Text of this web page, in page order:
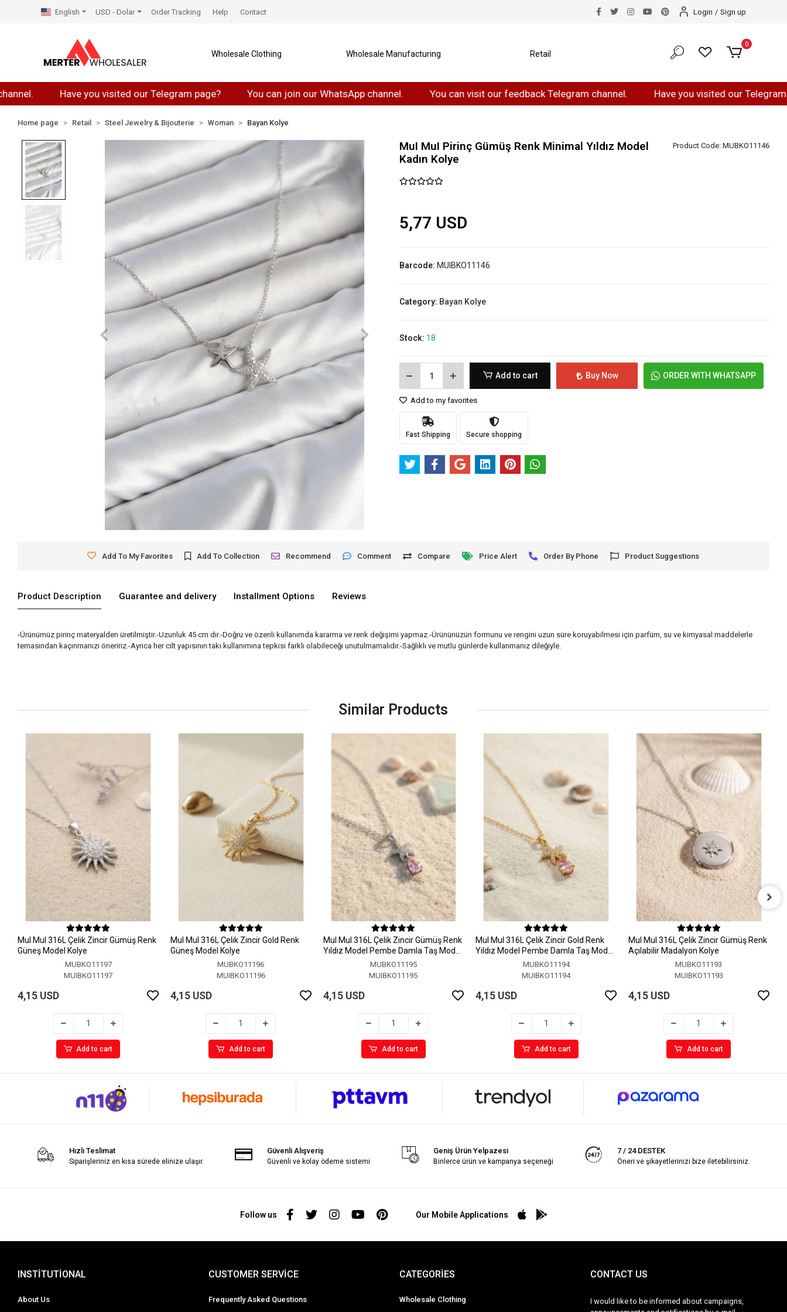
Have you visited our Telegram page? You can join our WhatsApp channel. You can visit our feedback Telegram channel. Have you visited our Telegram page?
English USD - Dolar Order Tracking Help Contact Login / Sign up
Wholesale Clothing Wholesale Manufacturing Retail
0
Home page Retail Steel Jewelry & Bijouterie Woman Bayan Kolye
MuI MuI Pirinç Gümüş Renk Minimal Yıldız Model
Kadın Kolye
Product Code: MUBKO11146
5,77 USD
Barcode: MUIBKO11146
Category: Bayan Kolye
Stock: 18
Add to cart Buy Now ORDER WITH WHATSAPP
Add to my favorites
Fast Shipping Secure shopping
Add To My Favorites Add To Collection Recommend Comment Compare Price Alert Order By Phone Product Suggestions
Product Description Guarantee and delivery Installment Options Reviews
-Ürünümüz pirinç materyalden üretilmiştir.-Uzunluk 45 cm dir.-Doğru ve özenli kullanımda kararma ve renk değişimi yapmaz.-Ürününüzün formunu ve rengini uzun süre koruyabilmesi için parfüm, su ve kimyasal maddelerle
temasından kaçınmanızı öneririz.-Ayrıca her cilt yapısının takı kullanımına tepkisi farklı olabileceği unutulmamalıdır.-Sağlıklı ve mutlu günlerde kullanmanız dileğiyle.
Similar Products
MuI MuI 316L Çelik Zincir Gümüş Renk
Güneş Model Kolye
MUBKO11197
MUIBKO11197
4,15 USD
Add to cart
MuI MuI 316L Çelik Zincir Gold Renk
Güneş Model Kolye
MUBKO11196
MUIBKO11196
4,15 USD
Add to cart
MuI MuI 316L Çelik Zincir Gümüş Renk
Yıldız Model Pembe Damla Taş Model
MUBKO11195
MUIBKO11195
4,15 USD
Add to cart
MuI MuI 316L Çelik Zincir Gold Renk
Yıldız Model Pembe Damla Taş Model
MUBKO11194
MUIBKO11194
4,15 USD
Add to cart
MuI MuI 316L Çelik Zincir Gümüş Renk
Açılabilir Madalyon Kolye
MUBKO11193
MUIBKO11193
4,15 USD
Add to cart
Hızlı Teslimat
Siparişleriniz en kısa sürede elinize ulaşır.
Güvenli Alışveriş
Güvenli ve kolay ödeme sistemi
Geniş Ürün Yelpazesi
Binlerce ürün ve kampanya seçeneği
7 / 24 DESTEK
Öneri ve şikayetlerinizi bize iletebilirsiniz.
Follow us Our Mobile Applications
INSTİTUTİONAL
About Us
CUSTOMER SERVİCE
Frequently Asked Questions
CATEGORİES
Wholesale Clothing
CONTACT US
I would like to be informed about campaigns,